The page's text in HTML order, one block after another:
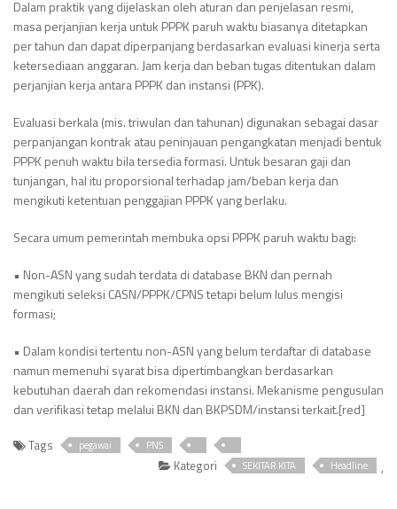
Dalam praktik yang dijelaskan oleh aturan dan penjelasan resmi,
masa perjanjian kerja untuk PPPK paruh waktu biasanya ditetapkan
per tahun dan dapat diperpanjang berdasarkan evaluasi kinerja serta
ketersediaan anggaran. Jam kerja dan beban tugas ditentukan dalam
perjanjian kerja antara PPPK dan instansi (PPK).
Evaluasi berkala (mis. triwulan dan tahunan) digunakan sebagai dasar
perpanjangan kontrak atau peninjauan pengangkatan menjadi bentuk
PPPK penuh waktu bila tersedia formasi. Untuk besaran gaji dan
tunjangan, hal itu proporsional terhadap jam/beban kerja dan
mengikuti ketentuan penggajian PPPK yang berlaku.
Secara umum pemerintah membuka opsi PPPK paruh waktu bagi:
• Non-ASN yang sudah terdata di database BKN dan pernah
mengikuti seleksi CASN/PPPK/CPNS tetapi belum lulus mengisi
formasi;
• Dalam kondisi tertentu non-ASN yang belum terdaftar di database
namun memenuhi syarat bisa dipertimbangkan berdasarkan
kebutuhan daerah dan rekomendasi instansi. Mekanisme pengusulan
dan verifikasi tetap melalui BKN dan BKPSDM/instansi terkait.[red]
Tags pegawai PNS
Kategori SEKITAR KITA ,
Headline